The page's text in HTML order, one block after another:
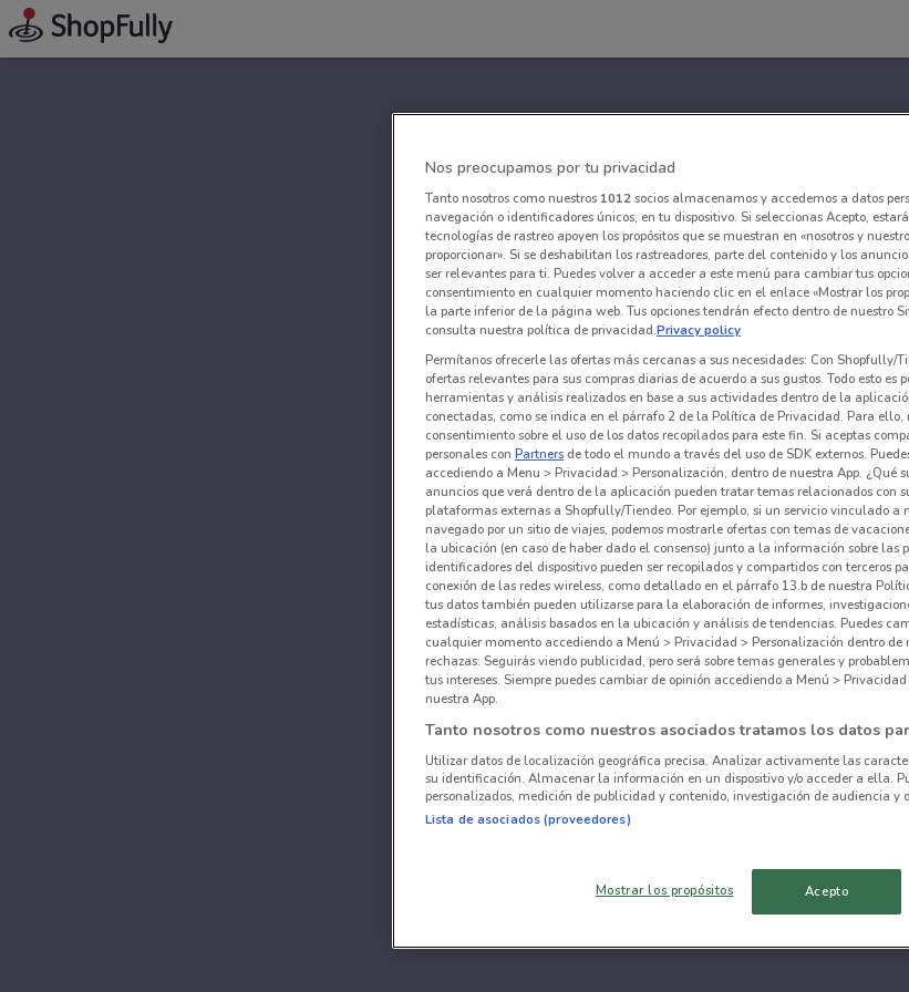
Nos preocupamos por tu privacidad
Tanto nosotros como nuestros 1012socios almacenamos y accedemos a datos
navegación o identificadores únicos, en tu dispositivo. Si seleccionas Acepto,
tecnologías de rastreo apoyen los propósitos que se muestran en «nosotros y
proporcionar». Si se deshabilitan los rastreadores, parte del contenido y los
ser relevantes para ti. Puedes volver a acceder a este menú para cambiar tus
consentimiento en cualquier momento haciendo clic en el enlace «Mostrar los
la parte inferior de la página web. Tus opciones tendrán efecto dentro de nuestro
consulta nuestra política de privacidad.Privacy policy
Permítanos ofrecerle las ofertas más cercanas a sus necesidades: Con Shopfully/
ofertas relevantes para sus compras diarias de acuerdo a sus gustos. Todo esto es
herramientas y análisis realizados en base a sus actividades dentro de la
conectadas, como se indica en el párrafo 2 de la Política de Privacidad. Para ello,
consentimiento sobre el uso de los datos recopilados para este fin. Si aceptas
personales con Partners de todo el mundo a través del uso de SDK externos.
accediendo a Menu > Privacidad > Personalización, dentro de nuestra App. ¿Qué
anuncios que verá dentro de la aplicación pueden tratar temas relacionados con
plataformas externas a Shopfully/Tiendeo. Por ejemplo, si un servicio vinculado a
navegado por un sitio de viajes, podemos mostrarle ofertas con temas de
la ubicación (en caso de haber dado el consenso) junto a la información sobre las
identificadores del dispositivo pueden ser recopilados y compartidos con terceros
conexión de las redes wireless, como detallado en el párrafo 13.b de nuestra
tus datos también pueden utilizarse para la elaboración de informes,
estadísticas, análisis basados en la ubicación y análisis de tendencias. Puedes
cualquier momento accediendo a Menú > Privacidad > Personalización dentro de
rechazas: Seguirás viendo publicidad, pero será sobre temas generales y
tus intereses. Siempre puedes cambiar de opinión accediendo a Menú >
nuestra App.
Tanto nosotros como nuestros asociados tratamos los datos
Utilizar datos de localización geográfica precisa. Analizar activamente las
su identificación. Almacenar la información en un dispositivo y/o acceder a ella.
personalizados, medición de publicidad y contenido, investigación de audiencia y
Lista de asociados (proveedores)
Mostrar los propósitos Acepto